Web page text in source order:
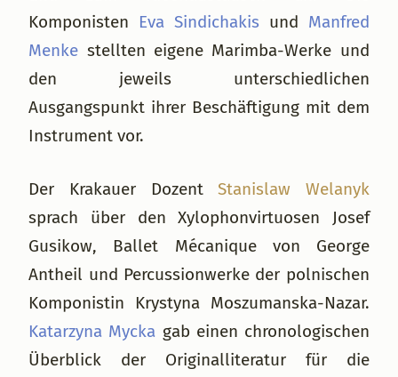
Komponisten Eva Sindichakis und Manfred
Menke stellten eigene Marimba-Werke und
den jeweils unterschiedlichen
Ausgangspunkt ihrer Beschäftigung mit dem
Instrument vor.
Der Krakauer DozentStanislaw Welanyk
sprach über den Xylophonvirtuosen Josef
Gusikow, Ballet Mécanique von George
Antheil und Percussionwerke der polnischen
Komponistin Krystyna Moszumanska-Nazar.
Katarzyna Mycka gab einen chronologischen
Überblick der Originalliteratur für die